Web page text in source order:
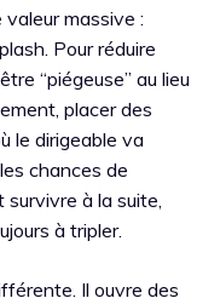
massive :
Pour réduire
“piégeuse” au lieu
placer des
le dirigeable va
chances de
survivre à la suite,
à tripler.
Il ouvre des